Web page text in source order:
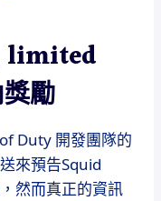
limited
勵
Duty 開發團隊的
來預告Squid
然而真正的資訊